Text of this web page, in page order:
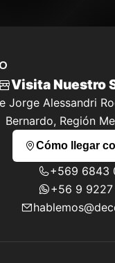
Visita Nuestro
Jorge Alessandri
Bernardo, Región
Cómo llegar
+569 6843
+56 9 9227